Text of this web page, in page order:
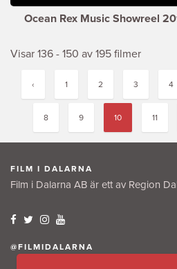
Ocean Rex Music Showreel
Visar 136 - 150 av 195 filmer
‹ 1 2 3 4
8 9 10 11
FILM I DALARNA
Film i Dalarna AB är ett av Region
@FILMIDALARNA